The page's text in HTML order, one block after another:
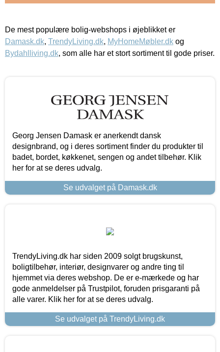
De mest populære bolig-webshops i øjeblikket er
Damask.dk, TrendyLiving.dk, MyHomeMøbler.dk og
Bydahlliving.dk, som alle har et stort sortiment til gode priser.
Georg Jensen Damask er anerkendt dansk
designbrand, og i deres sortiment finder du produkter til
badet, bordet, køkkenet, sengen og andet tilbehør. Klik
her for at se deres udvalg.
Se udvalget på Damask.dk
TrendyLiving.dk har siden 2009 solgt brugskunst,
boligtilbehør, interiør, designvarer og andre ting til
hjemmet via deres webshop. De er e-mærkede og har
gode anmeldelser på Trustpilot, foruden prisgaranti på
alle varer. Klik her for at se deres udvalg.
Se udvalget på TrendyLiving.dk